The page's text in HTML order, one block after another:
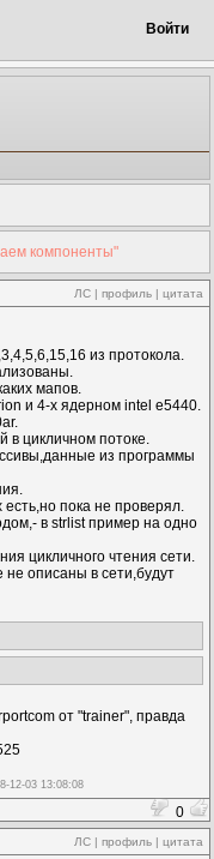
Войти
компоненты"
ЛС | профиль | цитата
из протокола.
мапов.
и 4-х ядерном intel e5440.
в цикличном потоке.
из программы
пока не проверял.
в strlist пример на одно
цикличного чтения сети.
описаны в сети,будут
от "trainer", правда
12-03 13:08:08
0
ЛС | профиль | цитата